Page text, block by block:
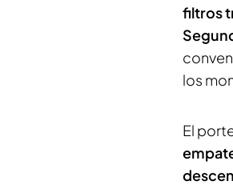
filtros
los
El